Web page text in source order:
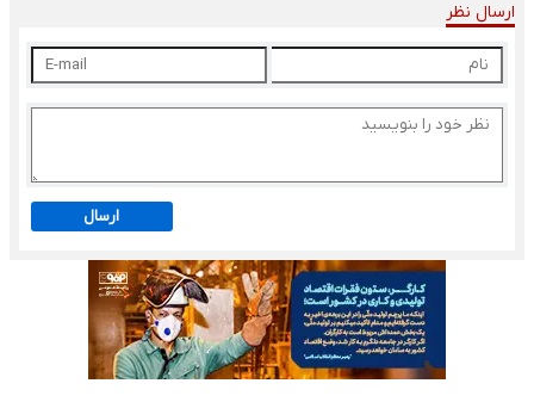
ارسال نظر
ارسال